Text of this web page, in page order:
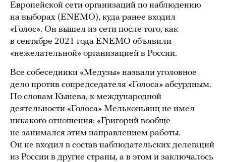
Европейской сети организаций по наблюдению
на выборах (ENEMO), куда ранее входил
«Голос». Он вышел из сети после того, как
в сентябре 2021 года ENEMO объявили
«нежелательной» организацией в России.
Все собеседники «Медузы» назвали уголовное
дело против сопредседателя «Голоса» абсурдным.
По словам Кынева, к международной
деятельности «Голоса» Мельконьянц не имел
никакого отношения: «Григорий вообще
не занимался этим направлением работы.
Он не входил в состав наблюдательских делегаций
из России в другие страны, а в этом и заключалось